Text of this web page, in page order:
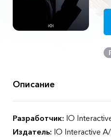
Описание
Разработчик: IO
Издатель: IO Interactive